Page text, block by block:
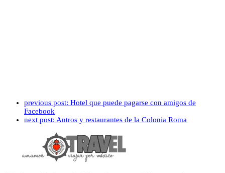
previous post: Hotel que puede pagarse con amigos de
Facebook
next post: Antros y restaurantes de la Colonia Roma